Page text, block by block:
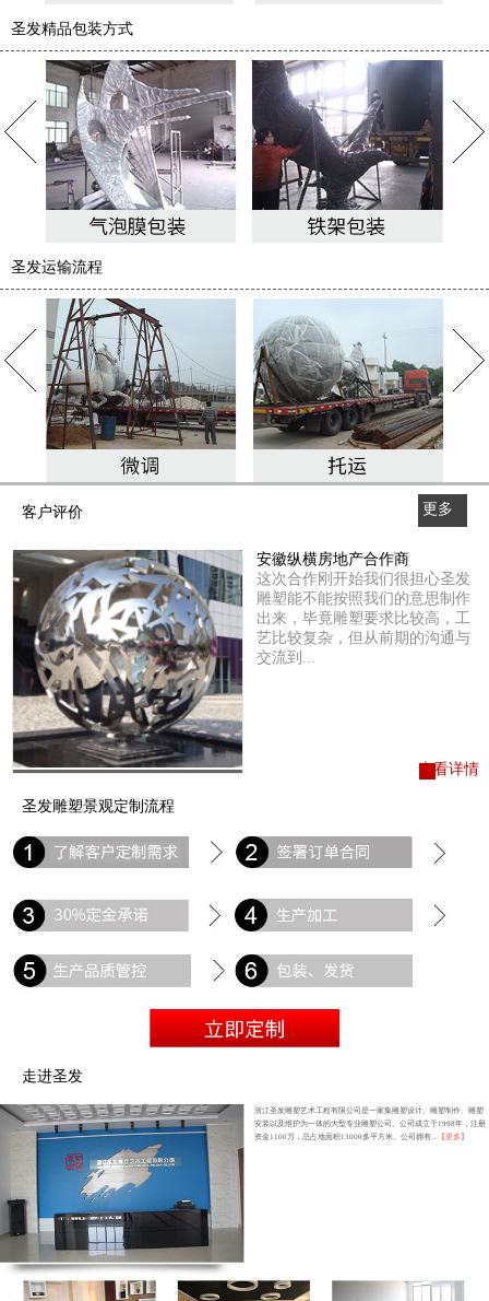
圣发精品包装方式
圣发运输流程
客户评价
更多
查看详情
安徽纵横房地产合作商
这次合作刚开始我们很担心圣发
雕塑能不能按照我们的意思制作
出来，毕竟雕塑要求比较高，工
艺比较复杂，但从前期的沟通与
交流到...
圣发雕塑景观定制流程
走进圣发
浙江圣发雕塑艺术工程有限公司是一家集雕塑设计、雕塑制作、雕塑
安装以及维护为一体的大型专业雕塑公司。公司成立于1998年，注册
资金1100万，总占地面积13000多平方米。公司拥有...
【更多】